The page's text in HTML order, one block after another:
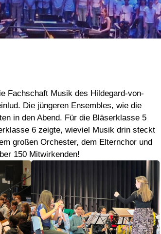
Fachschaft Musik des Hildegard-von-
Die jüngeren Ensembles, wie die
in den Abend. Für die Bläserklasse 5
6 zeigte, wieviel Musik drin steckt
großen Orchester, dem Elternchor und
150 Mitwirkenden!